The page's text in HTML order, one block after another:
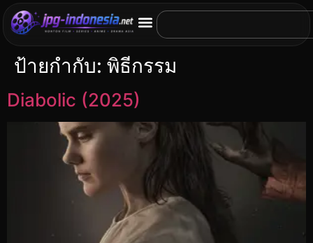
ป้ายกำกับ: พิธีกรรม
Diabolic (2025)